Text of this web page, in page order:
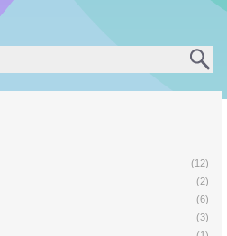
(12)
(2)
(6)
(3)